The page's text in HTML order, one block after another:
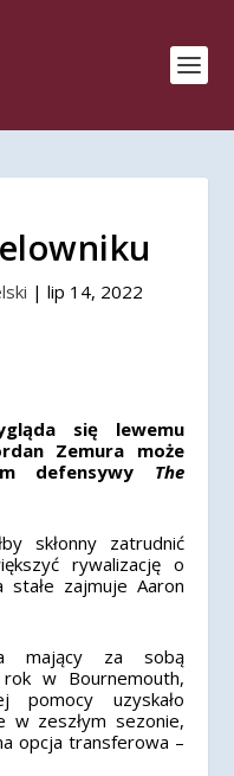
| lip 14, 2022
się lewemu
Zemura może
defensywy The
skłonny zatrudnić
rywalizację o
zajmuje Aaron
mający za sobą
w Bournemouth,
uzyskało
w zeszłym sezonie,
opcja transferowa –